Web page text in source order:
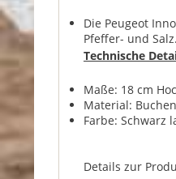
Die Peugeot
Pfeffer- und Salz.
Technische
Maße: 18 cm
Material:
Farbe: Schwarz
Details zur